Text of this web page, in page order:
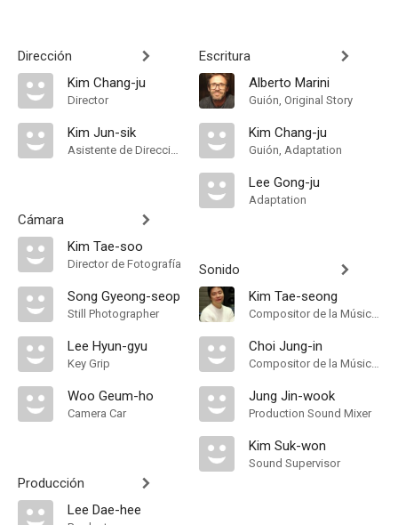
Dirección
Kim Chang-ju
Director
Kim Jun-sik
Asistente de Dirección
Cámara
Kim Tae-soo
Director de Fotografía
Song Gyeong-seop
Still Photographer
Lee Hyun-gyu
Key Grip
Woo Geum-ho
Camera Car
Producción
Lee Dae-hee
Escritura
Alberto Marini
Guión, Original Story
Kim Chang-ju
Guión, Adaptation
Lee Gong-ju
Adaptation
Sonido
Kim Tae-seong
Compositor de la Música Original
Choi Jung-in
Compositor de la Música Original
Jung Jin-wook
Production Sound Mixer
Kim Suk-won
Sound Supervisor